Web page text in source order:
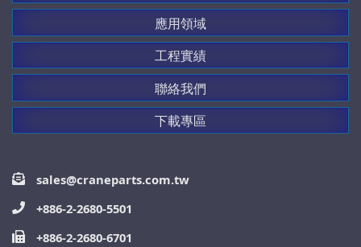
sales@craneparts.com.tw
+886-2-2680-5501
+886-2-2680-6701
應用領域
工程實績
聯絡我們
下載專區